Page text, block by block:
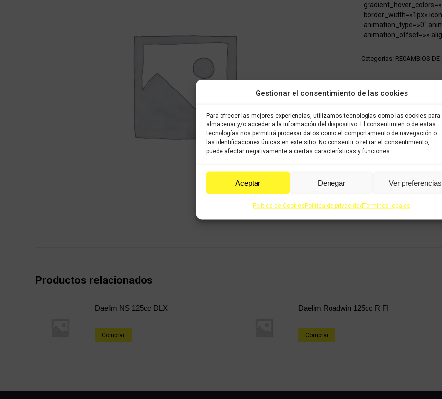
Gestionar el consentimiento de las cookies
Para ofrecer las mejores experiencias, utilizamos tecnologías como las cookies para
almacenar y/o acceder a la información del dispositivo. El consentimiento de estas
tecnologías nos permitirá procesar datos como el comportamiento de navegación o
las identificaciones únicas en este sitio. No consentir o retirar el consentimiento,
puede afectar negativamente a ciertas características y funciones.
Aceptar Denegar Ver preferencias
Política de CookiesPolítica de privacidadTérminos legales
border_width=»1px»
animation_type=»0″
animation_offset=»»
Categorías: RECAMBIOS DE
on
X
on
Facebook
on
Productos relacionados
Daelim NS 125cc DLX
Comprar
Daelim Roadwin 125cc R FI
Comprar